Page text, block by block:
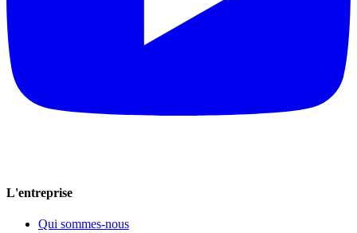
L'entreprise
Qui sommes-nous